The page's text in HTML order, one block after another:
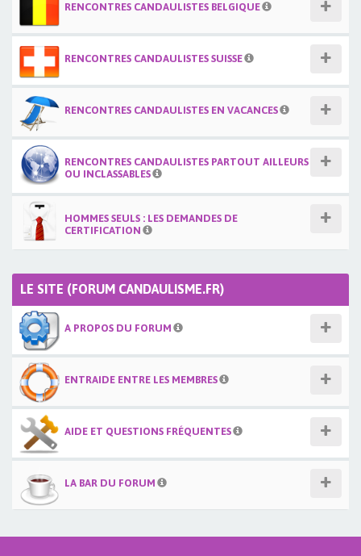
RENCONTRES CANDAULISTES BELGIQUE
RENCONTRES CANDAULISTES SUISSE
RENCONTRES CANDAULISTES EN VACANCES
RENCONTRES CANDAULISTES PARTOUT AILLEURS
OU INCLASSABLES
HOMMES SEULS : LES DEMANDES DE
CERTIFICATION
LE SITE (FORUM CANDAULISME.FR)
A PROPOS DU FORUM
ENTRAIDE ENTRE LES MEMBRES
AIDE ET QUESTIONS FRÉQUENTES
LA BAR DU FORUM